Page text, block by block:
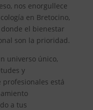
nos enorgullece
en Bretocino,
el bienestar
son la prioridad.
universo único,
y
está
a tus